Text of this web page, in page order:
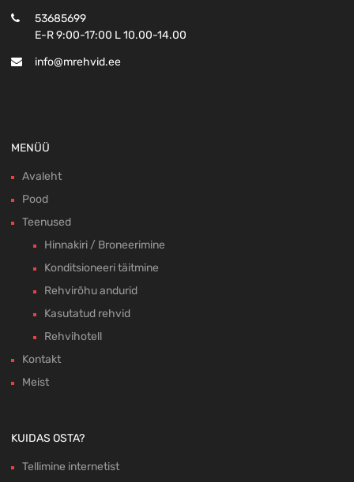
53685699
E-R 9:00-17:00 L 10.00-14.00
info@mrehvid.ee
MENÜÜ
Avaleht
Pood
Teenused
Hinnakiri / Broneerimine
Konditsioneeri täitmine
Rehvirõhu andurid
Kasutatud rehvid
Rehvihotell
Kontakt
Meist
KUIDAS OSTA?
Tellimine internetist